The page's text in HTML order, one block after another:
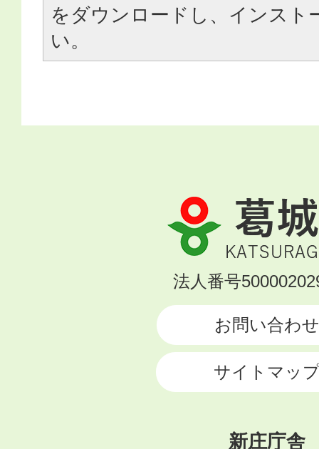
をダウンロードし、インスト
い。
葛
城
市
KATSURAGI
法人番号
お問い合わせ
サイトマッ
新庄庁舎